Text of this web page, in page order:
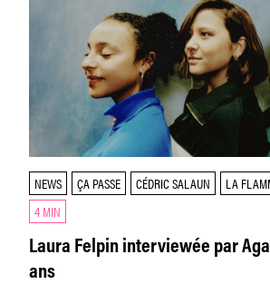
NEWS ÇA PASSE CÉDRIC SALAUN LA
4 MIN
Laura Felpin interviewée par
ans